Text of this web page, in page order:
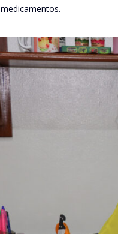
medicamentos.